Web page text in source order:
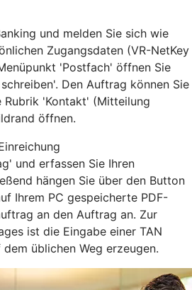
und melden Sie sich wie
Zugangsdaten (VR-NetKey
'Postfach' öffnen Sie
Den Auftrag können Sie
'Kontakt' (Mitteilung
öffnen.
und erfassen Sie Ihren
hängen Sie über den Button
Ihrem PC gespeicherte PDF-
an den Auftrag an. Zur
ist die Eingabe einer TAN
üblichen Weg erzeugen.